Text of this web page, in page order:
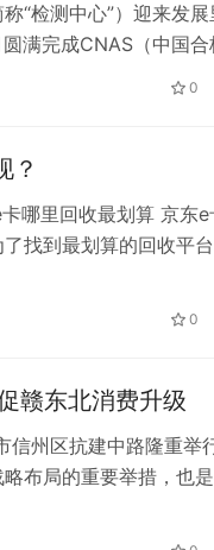
“检测中心”）迎来发展
满完成CNAS（中国合
收到CNAS认可决定书
0
？
哪里回收最划算 京东e
找到最划算的回收平台
。用户应根据自己的
0
赣东北消费升级
信州区抗建中路隆重举
布局的重要举措，也是
，雅戈尔上饶商务馆营